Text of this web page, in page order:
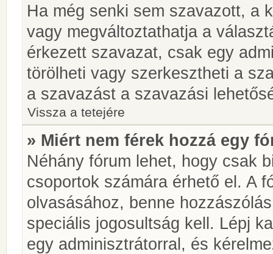
Ha még senki sem szavazott, a
vagy megváltoztathatja a
érkezett szavazat, csak egy
törölheti vagy szerkesztheti a
a szavazást a szavazási
Vissza a tetejére
» Miért nem férek hozzá egy
Néhány fórum lehet, hogy csak
csoportok számára érhető el. A
olvasásához, benne
speciális jogosultság kell. Lépj
egy adminisztrátorral, és